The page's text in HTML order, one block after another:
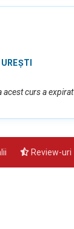
acest curs a expirat
Review-uri